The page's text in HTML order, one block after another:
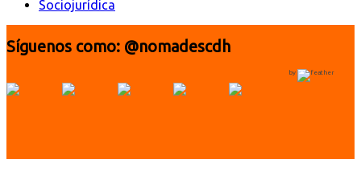
Sociojurídica
Síguenos como: @nomadescdh
by